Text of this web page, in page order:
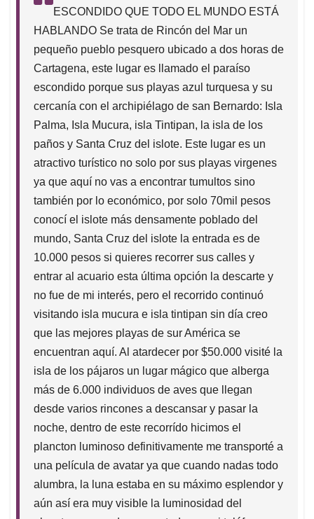
ESCONDIDO QUE TODO EL MUNDO ESTÁ
HABLANDO Se trata de Rincón del Mar un
pequeño pueblo pesquero ubicado a dos horas de
Cartagena, este lugar es llamado el paraíso
escondido porque sus playas azul turquesa y su
cercanía con el archipiélago de san Bernardo: Isla
Palma, Isla Mucura, isla Tintipan, la isla de los
paños y Santa Cruz del islote. Este lugar es un
atractivo turístico no solo por sus playas virgenes
ya que aquí no vas a encontrar tumultos sino
también por lo económico, por solo 70mil pesos
conocí el islote más densamente poblado del
mundo, Santa Cruz del islote la entrada es de
10.000 pesos si quieres recorrer sus calles y
entrar al acuario esta última opción la descarte y
no fue de mi interés, pero el recorrido continuó
visitando isla mucura e isla tintipan sin día creo
que las mejores playas de sur América se
encuentran aquí. Al atardecer por $50.000 visité la
isla de los pájaros un lugar mágico que alberga
más de 6.000 individuos de aves que llegan
desde varios rincones a descansar y pasar la
noche, dentro de este recorrído hicimos el
plancton luminoso definitivamente me transporté a
una película de avatar ya que cuando nadas todo
alumbra, la luna estaba en su máximo esplendor y
aún así era muy visible la luminosidad del